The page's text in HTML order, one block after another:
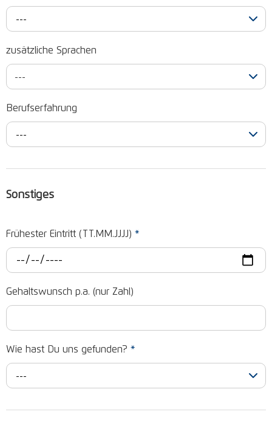
---
zusätzliche Sprachen
---
Berufserfahrung
---
Sonstiges
Frühester Eintritt (TT.MM.JJJJ) *
Gehaltswunsch p.a. (nur Zahl)
Wie hast Du uns gefunden? *
---